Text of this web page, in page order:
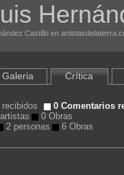
Castillo en
Galeria Crítica
0 Comentarios
0 Obras
2 personas 6 Obras